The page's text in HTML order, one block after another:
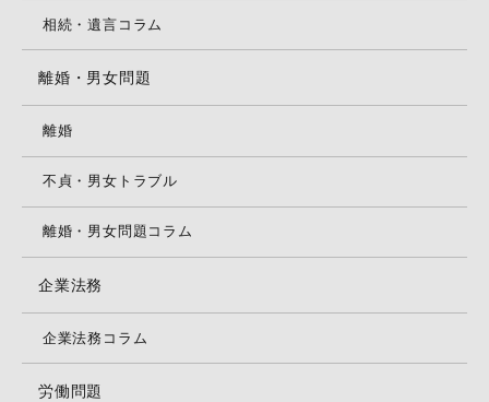
相続・遺言コラム
離婚・男女問題
離婚
不貞・男女トラブル
離婚・男女問題コラム
企業法務
企業法務コラム
労働問題